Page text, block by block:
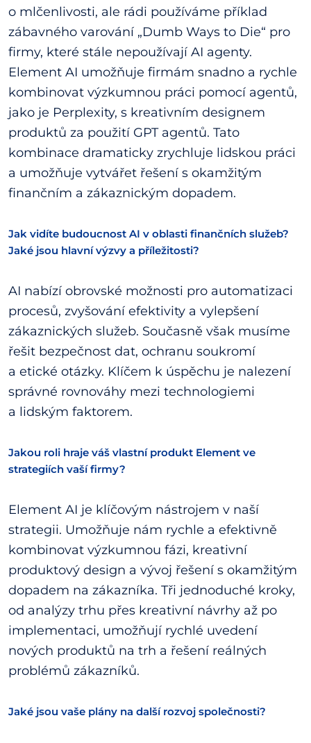
o mlčenlivosti, ale rádi používáme příklad
zábavného varování „Dumb Ways to Die“ pro
firmy, které stále nepoužívají AI agenty.
Element AI umožňuje firmám snadno a rychle
kombinovat výzkumnou práci pomocí agentů,
jako je Perplexity, s kreativním designem
produktů za použití GPT agentů. Tato
kombinace dramaticky zrychluje lidskou práci
a umožňuje vytvářet řešení s okamžitým
finančním a zákaznickým dopadem.
Jak vidíte budoucnost AI v oblasti finančních služeb?
Jaké jsou hlavní výzvy a příležitosti?
AI nabízí obrovské možnosti pro automatizaci
procesů, zvyšování efektivity a vylepšení
zákaznických služeb. Současně však musíme
řešit bezpečnost dat, ochranu soukromí
a etické otázky. Klíčem k úspěchu je nalezení
správné rovnováhy mezi technologiemi
a lidským faktorem.
Jakou roli hraje váš vlastní produkt Element ve
strategiích vaší firmy?
Element AI je klíčovým nástrojem v naší
strategii. Umožňuje nám rychle a efektivně
kombinovat výzkumnou fázi, kreativní
produktový design a vývoj řešení s okamžitým
dopadem na zákazníka. Tři jednoduché kroky,
od analýzy trhu přes kreativní návrhy až po
implementaci, umožňují rychlé uvedení
nových produktů na trh a řešení reálných
problémů zákazníků.
Jaké jsou vaše plány na další rozvoj společnosti?